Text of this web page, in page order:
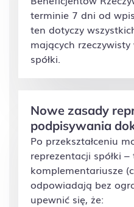
terminie 7 dni od
ten dotyczy
mających rzeczywisty
spółki.
Nowe zasady
podpisywania
Po przekształceniu
reprezentacji spółki
komplementariusze
odpowiadają bez
upewnić się, że: